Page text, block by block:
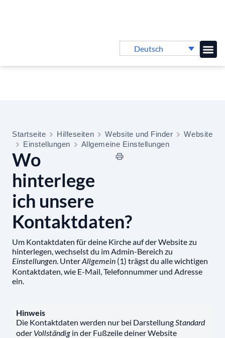
Deutsch
Startseite Hilfeseiten Website und Finder
Website
Einstellungen
Allgemeine Einstellungen
Wo
hinterlege
ich unsere
Kontaktdaten?
Um Kontaktdaten für deine Kirche auf der Website zu
hinterlegen, wechselst du im Admin-Bereich zu
Einstellungen. UnterAllgemein (1) trägst du alle wichtigen
Kontaktdaten, wie E-Mail, Telefonnummer und Adresse
ein.
Hinweis
Die Kontaktdaten werden nur bei DarstellungStandard
oder Vollständig in der Fußzeile deiner Website